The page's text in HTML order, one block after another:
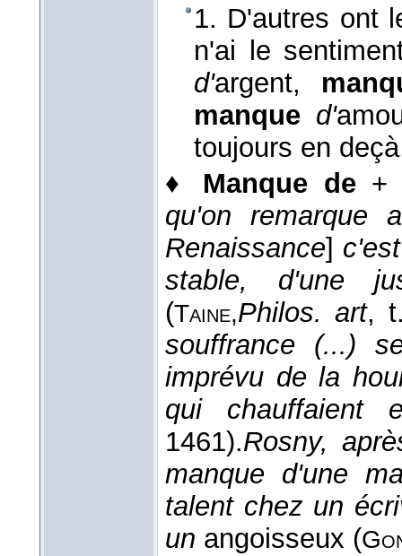
1. D'autres ont
n'ai le
d'argent,
manque d'
toujours en
♦ Manque de+
qu'on remarque
Renaissance]
stable, d'une
(Taine,Philos. art,
souffrance (...)
imprévu de la
qui chauffaient
1461).Rosny,
manque d'une
talent chez un
un angoisseux (